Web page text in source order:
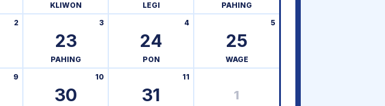
KLIWON LEGI PAHING
2
23
3
PAHING
24
4
PON
25
5
WAGE
9
30
10
31
11
1